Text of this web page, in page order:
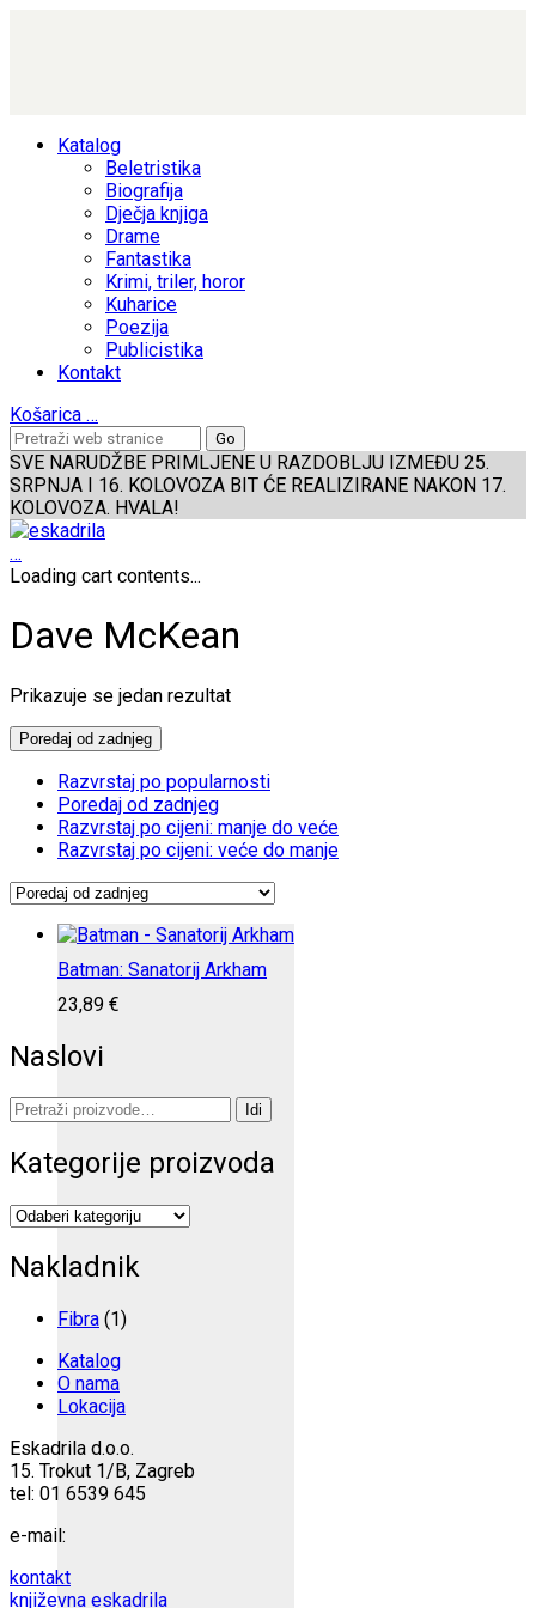
Katalog
Beletristika
Biografija
Dječja knjiga
Drame
Fantastika
Krimi, triler, horor
Kuharice
Poezija
Publicistika
Kontakt
Košarica …
SVE NARUDŽBE PRIMLJENE U RAZDOBLJU IZMEĐU 25.
SRPNJA I 16. KOLOVOZA BIT ĆE REALIZIRANE NAKON 17.
KOLOVOZA. HVALA!
…
Loading cart contents...
Dave McKean
Prikazuje se jedan rezultat
Poredaj od zadnjeg
Razvrstaj po popularnosti
Poredaj od zadnjeg
Razvrstaj po cijeni: manje do veće
Razvrstaj po cijeni: veće do manje
Batman: Sanatorij Arkham
23,89 €
Naslovi
Pretraži: Idi
Kategorije proizvoda
Nakladnik
Fibra (1)
Katalog
O nama
Lokacija
Eskadrila d.o.o.
15. Trokut 1/B, Zagreb
tel: 01 6539 645
e-mail:
kontakt
književna eskadrila